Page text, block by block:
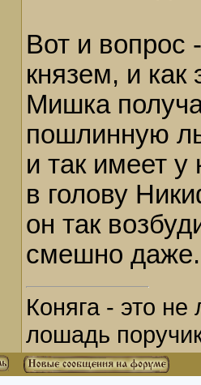
Вот и вопрос
князем, и как
Мишка
пошлинную
и так имеет у
в голову
он так
смешно
Коняга - это
лошадь